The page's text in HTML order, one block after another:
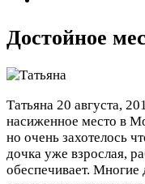
Достойное
Татьяна 20 августа,
насиженное место в
но очень захотелось
дочка уже взрослая,
обеспечивает. Многие